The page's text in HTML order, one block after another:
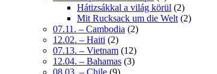
Hátizsákkal a világ körül (2)
Mit Rucksack um die Welt (2)
07.11. – Cambodia (2)
12.02. – Haiti (2)
07.13. – Vietnam (12)
12.04. – Bahamas (3)
08.03. – Chile (9)